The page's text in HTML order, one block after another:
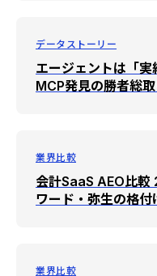
データストーリー
エージェントは「
MCP発見の勝者総
業界比較
会計SaaS AEO比
ワード・弥生の格付
業界比較